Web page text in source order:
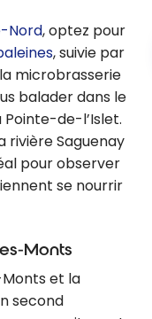
Nord, optez pour
, suivie par
microbrasserie
balader dans le
de-l’Islet.
rivière Saguenay
pour observer
se nourrir
Monts
et la
second